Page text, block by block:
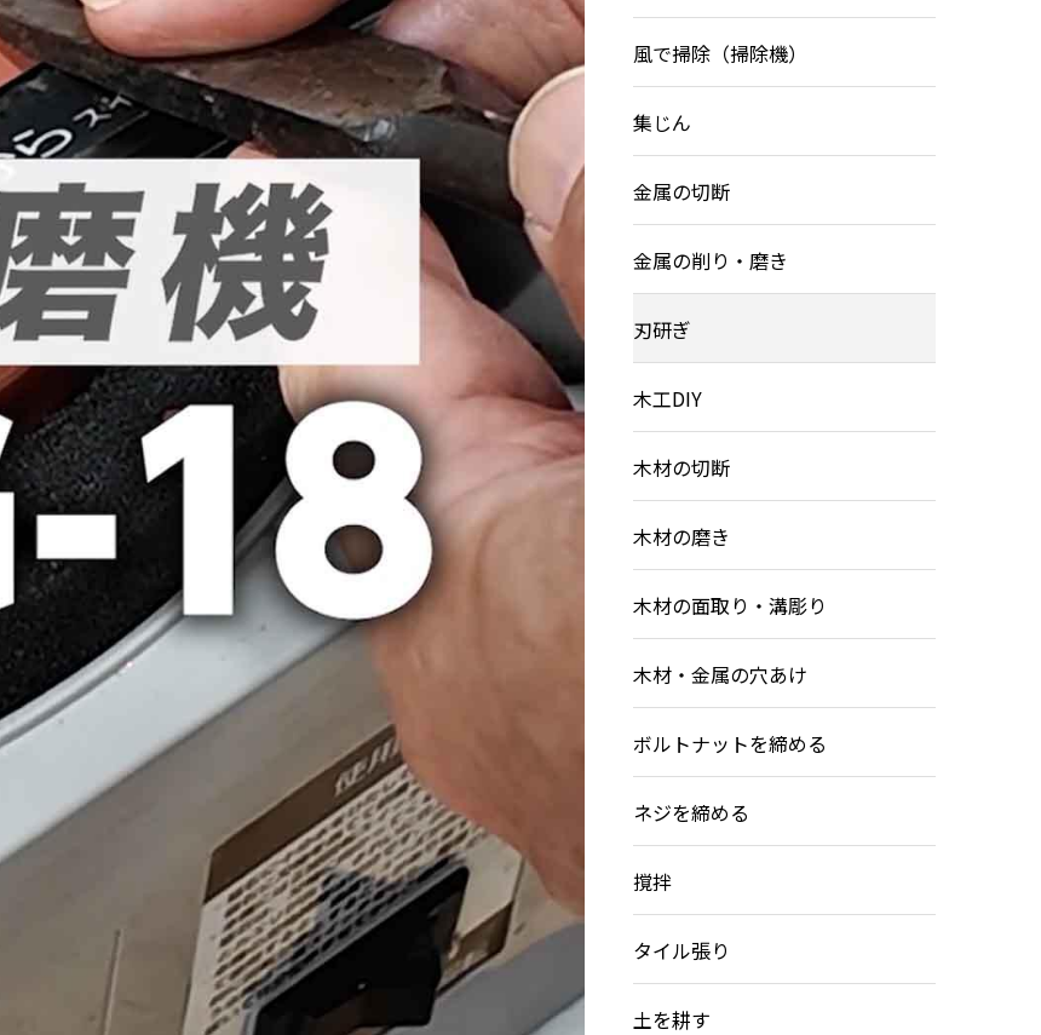
風で掃除（掃除機）
集じん
金属の切断
金属の削り・磨き
刃研ぎ
木工DIY
木材の切断
木材の磨き
木材の面取り・溝彫り
木材・金属の穴あけ
ボルトナットを締める
ネジを締める
撹拌
タイル張り
土を耕す